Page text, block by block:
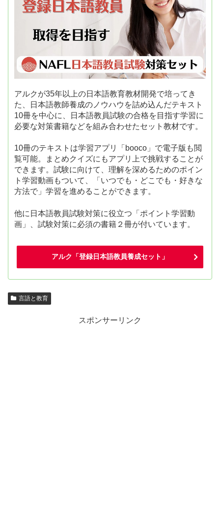
アルクが35年以上の日本語教育教材開発で培ってき
た、日本語教師養成のノウハウを詰め込んだテキスト
10冊を中心に、日本語教員試験の合格を目指す学習に
必要な対策書籍などを組み合わせたセット教材です。
10冊のテキストは学習アプリ「booco」で電子版も閲
覧可能。まとめクイズにもアプリ上で挑戦することが
できます。試験に向けて、理解を深めるためのポイン
ト学習動画もついて、「いつでも・どこでも・好きな
方法で」学習を進めることができます。
他に日本語教員試験対策に役立つ「ポイント学習動
画」、試験対策に必須の書籍２冊が付いています。
アルク「登録日本語教員養成セット」
言語と教育
スポンサーリンク